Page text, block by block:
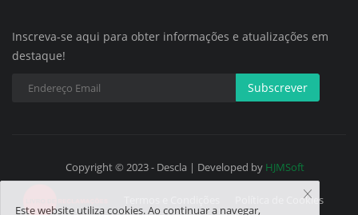
Inscreva-se aqui para obter informações e atualizações em
destaque!
Subscrever
Copyright © 2023 - Descla | Developed by HJMSoft
Política de Cookies
Este website utiliza cookies. Ao continuar a navegar,